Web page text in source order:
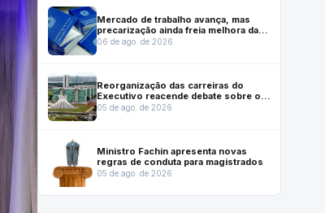
Mercado de trabalho avança, mas
precarização ainda freia melhora das
condições de emprego, mostra
06 de ago. de 2026
Reorganização das carreiras do
Executivo reacende debate sobre o
futuro institucional do Inmetro
05 de ago. de 2026
Ministro Fachin apresenta novas
regras de conduta para magistrados
05 de ago. de 2026